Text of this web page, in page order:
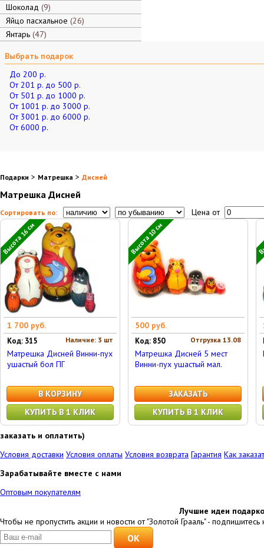
Шоколад 9
Яйцо пасхальное 26
Янтарь 47
Выбрать подарок
До 200 р.
От 201 р. до 500 р.
От 501 р. до 1000 р.
От 1001 р. до 3000 р.
От 3001 р. до 6000 р.
От 6000 р.
Подарки > Матрешка > Дисней
Матрешка Дисней
Сортировать по: Цена от
Высота 16 см
1 700 руб.
Наличие: 3 шт
Код: 315
Матрешка Дисней Винни-пух
ушастый бол ПГ
В КОРЗИНУ
КУПИТЬ В 1 КЛИК
Высота 10 см
500 руб.
Отгрузка 13.08
Код: 850
Матрешка Дисней 5 мест
Винни-пух ушастый мал.
ЗАКАЗАТЬ
КУПИТЬ В 1 КЛИК
заказать и оплатить)
Условия доставки Условия оплаты Условия возврата Гарантия Как
Зарабатывайте вместе с нами
Оптовым покупателям
Лучшие идеи
Чтобы не пропустить акции и новости от "Золотой Грааль" - подпишитесь